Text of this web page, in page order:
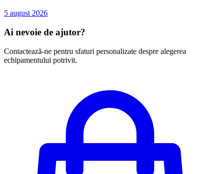
5 august 2026
Ai nevoie de ajutor?
Contactează-ne pentru sfaturi personalizate despre alegerea
echipamentului potrivit.